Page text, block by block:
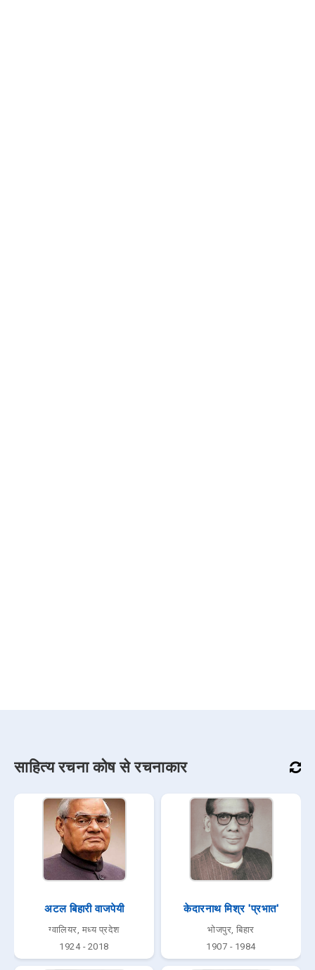
साहित्य रचना कोष से रचनाकार
अटल बिहारी वाजपेयी
ग्वालियर, मध्य प्रदेश
1924 - 2018
केदारनाथ मिश्र 'प्रभात'
भोजपुर, बिहार
1907 - 1984